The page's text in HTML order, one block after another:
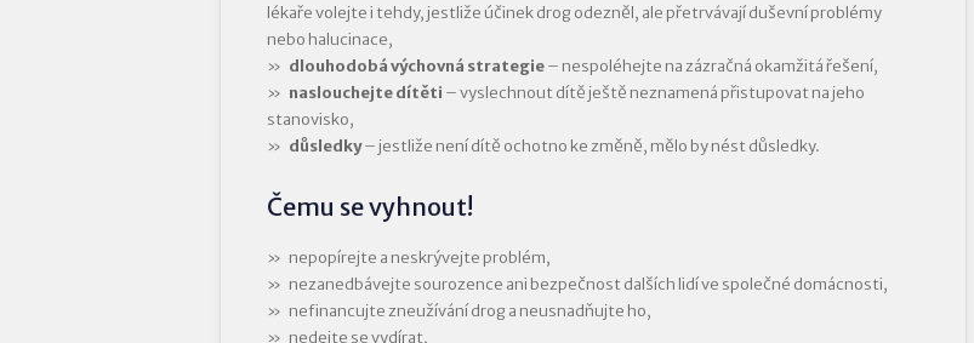
lékaře volejte i tehdy, jestliže účinek drog odezněl, ale přetrvávají duševní problémy
nebo halucinace,
dlouhodobá výchovná strategie– nespoléhejte na zázračná okamžitá řešení,
naslouchejte dítěti – vyslechnout dítě ještě neznamená přistupovat na jeho
stanovisko,
důsledky– jestliže není dítě ochotno ke změně, mělo by nést důsledky.
Čemu se vyhnout!
nepopírejte a neskrývejte problém,
nezanedbávejte sourozence ani bezpečnost dalších lidí ve společné domácnosti,
nefinancujte zneužívání drog a neusnadňujte ho,
nedejte se vydírat,